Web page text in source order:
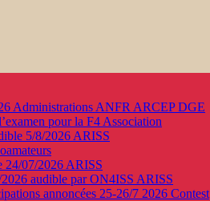
Administrations ANFR ARCEP DGE
pour la F4 Association
5/8/2026 ARISS
24/07/2026 ARISS
audible par ON4ISS ARISS
annoncées 25-26/7 2026 Contest